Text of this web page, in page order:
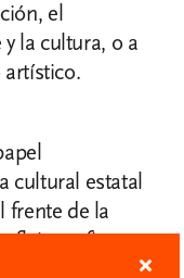
el
la cultura, o a
artístico.
cultural estatal
frente de la
un firme
valores